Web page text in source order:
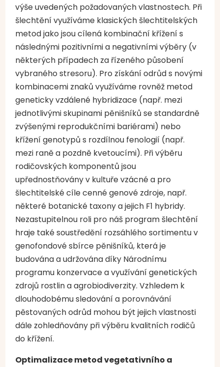
výše uvedených požadovaných vlastnostech. Při
šlechtění využíváme klasických šlechtitelských
metod jako jsou cílená kombinační křížení s
následnými pozitivními a negativními výběry (v
některých případech za řízeného působení
vybraného stresoru). Pro získání odrůd s novými
kombinacemi znaků využíváme rovněž metod
geneticky vzdálené hybridizace (např. mezi
jednotlivými skupinami pěnišníků se standardně
zvýšenými reprodukčními bariérami) nebo
křížení genotypů s rozdílnou fenologií (např.
mezi raně a pozdně kvetoucími). Při výběru
rodičovských komponentů jsou
upřednostňovány v kultuře vzácné a pro
šlechtitelské cíle cenné genové zdroje, např.
některé botanické taxony a jejich F1 hybridy.
Nezastupitelnou roli pro náš program šlechtění
hraje také soustředění rozsáhlého sortimentu v
genofondové sbírce pěnišníků, která je
budována a udržována díky Národnímu
programu konzervace a využívání genetických
zdrojů rostlin a agrobiodiverzity. Vzhledem k
dlouhodobému sledování a porovnávání
pěstovaných odrůd mohou být jejich vlastnosti
dále zohledňovány při výběru kvalitních rodičů
do křížení.
Optimalizace metod vegetativního a